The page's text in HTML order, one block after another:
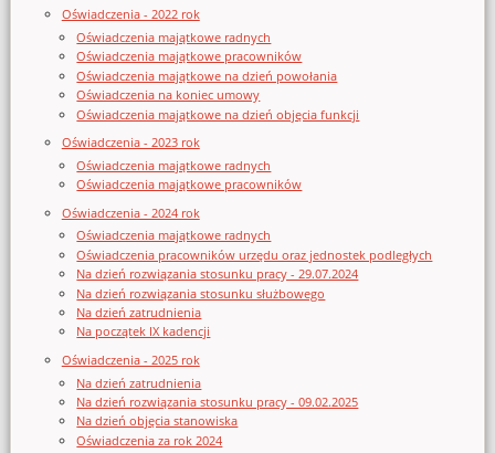
Oświadczenia - 2022 rok
Oświadczenia majątkowe radnych
Oświadczenia majątkowe pracowników
Oświadczenia majątkowe na dzień powołania
Oświadczenia na koniec umowy
Oświadczenia majątkowe na dzień objęcia funkcji
Oświadczenia - 2023 rok
Oświadczenia majątkowe radnych
Oświadczenia majątkowe pracowników
Oświadczenia - 2024 rok
Oświadczenia majątkowe radnych
Oświadczenia pracowników urzędu oraz jednostek podległych
Na dzień rozwiązania stosunku pracy - 29.07.2024
Na dzień rozwiązania stosunku służbowego
Na dzień zatrudnienia
Na początek IX kadencji
Oświadczenia - 2025 rok
Na dzień zatrudnienia
Na dzień rozwiązania stosunku pracy - 09.02.2025
Na dzień objęcia stanowiska
Oświadczenia za rok 2024